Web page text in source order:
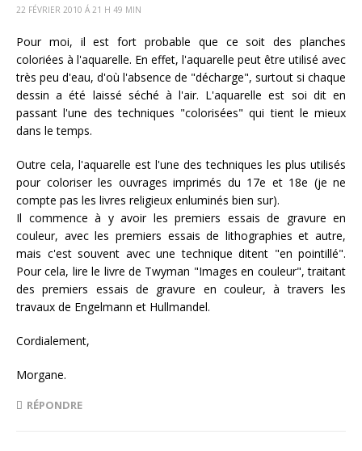
22 FÉVRIER 2010 Á 21 H 49 MIN
Pour moi, il est fort probable que ce soit des planches
coloriées à l'aquarelle. En effet, l'aquarelle peut être utilisé avec
très peu d'eau, d'où l'absence de "décharge", surtout si chaque
dessin a été laissé séché à l'air. L'aquarelle est soi dit en
passant l'une des techniques "colorisées" qui tient le mieux
dans le temps.
Outre cela, l'aquarelle est l'une des techniques les plus utilisés
pour coloriser les ouvrages imprimés du 17e et 18e (je ne
compte pas les livres religieux enluminés bien sur).
Il commence à y avoir les premiers essais de gravure en
couleur, avec les premiers essais de lithographies et autre,
mais c'est souvent avec une technique ditent "en pointillé".
Pour cela, lire le livre de Twyman "Images en couleur", traitant
des premiers essais de gravure en couleur, à travers les
travaux de Engelmann et Hullmandel.
Cordialement,
Morgane.
RÉPONDRE